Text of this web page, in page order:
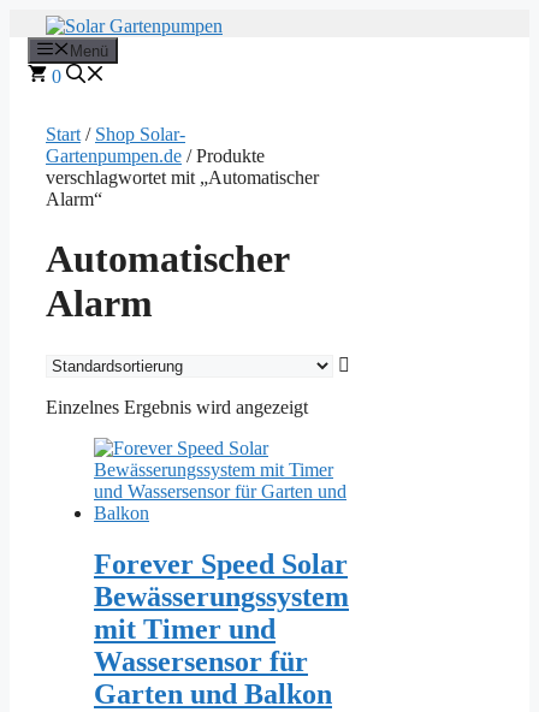
Inhalt
springen
Menü
0
Start / Shop Solar-
Gartenpumpen.de / Produkte
verschlagwortet mit „Automatischer
Alarm“
Automatischer
Alarm
Einzelnes Ergebnis wird angezeigt
Forever Speed Solar
Bewässerungssystem
mit Timer und
Wassersensor für
Garten und Balkon